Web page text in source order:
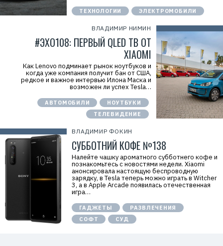
ТЕХНОЛОГИИ ЭЛЕКТРОМОБИЛИ
ВЛАДИМИР НИМИН
#ЭХО108: ПЕРВЫЙ QLED ТВ ОТ
XIAOMI
Как Lenovo подминает рынок ноутбуков и
когда уже компания получит бан от США,
редкое и важное интервью Илона Маска и
возможен ли успех Tesla…
АВТОМОБИЛИ
НОУТБУКИ
ТЕЛЕВИДЕНИЕ
ВЛАДИМИР ФОКИН
СУББОТНИЙ КОФЕ №138
Налейте чашку ароматного субботнего кофе и
познакомьтесь с новостями недели. Xiaomi
анонсировала настоящую беспроводную
зарядку, в Tesla теперь можно играть в Witcher
3, а в Apple Arcade появилась отечественная
игра…
ГАДЖЕТЫ
РАЗВЛЕЧЕНИЯ
СОФТ
СУД